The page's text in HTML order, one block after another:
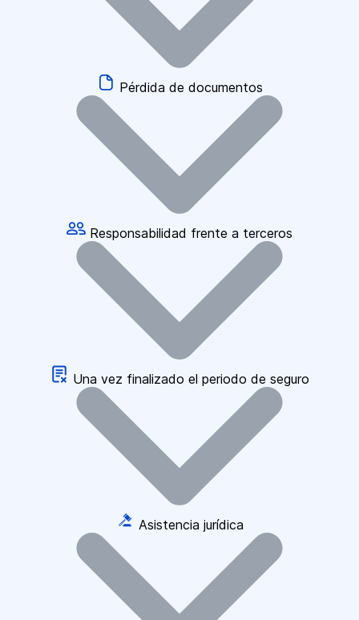
Pérdida de documentos
Responsabilidad frente a terceros
Una vez finalizado el periodo de seguro
Asistencia jurídica